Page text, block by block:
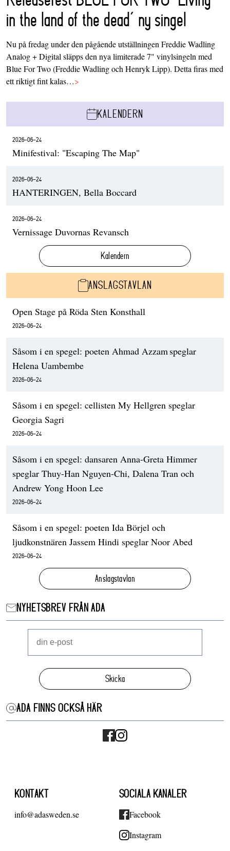
in the land of the dead’ ny singel
Nu på fredag under den pågående utställningen Freddie Wadling
Analog + Digital släpps den nya limiterade 7" vinylsingeln med
Blue For Two (Freddie Wadling och Henryk Lipp). Detta firas med
ett riktigt fint kalas…>
KALENDERN
2026-06-24
Minifestival: "Escaping The Map"
2026-06-24
HANTERINGEN, Bella Boccard
2026-06-24
Vernissage Duvornas Revansch
Kalendern
ANSLAGSTAVLAN
Open Stage på Röda Sten Konsthall
2026-06-24
Såsom i en spegel: poeten Ahmad Azzam speglar
Helena Uambembe
2026-06-24
Såsom i en spegel: cellisten My Hellgren speglar
Georgia Sagri
2026-06-24
Såsom i en spegel: dansaren Anna-Greta Himmer
speglar Thuy-Han Nguyen-Chi, Dalena Tran och
Andrew Yong Hoon Lee
2026-06-24
Såsom i en spegel: poeten Ida Börjel och
ljudkonstnären Jassem Hindi speglar Noor Abed
2026-06-24
Anslagstavlan
NYHETSBREV FRÅN ADA
Skicka
ADA FINNS OCKSÅ HÄR
KONTAKT
info@adasweden.se
SOCIALA KANALER
Facebook
Instagram